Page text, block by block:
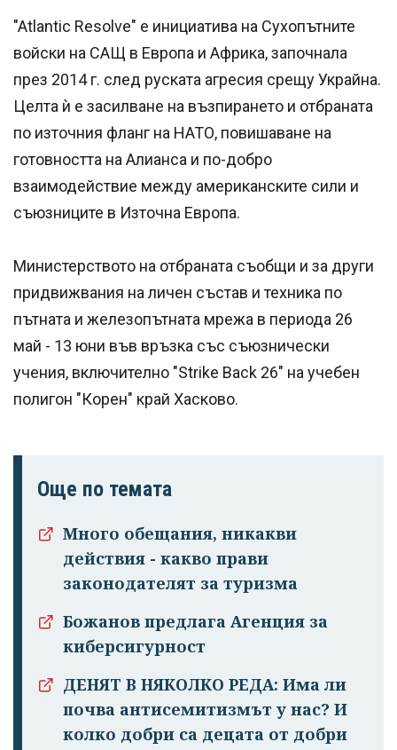
"Atlantic Resolve" е инициатива на Сухопътните
войски на САЩ в Европа и Африка, започнала
през 2014 г. след руската агресия срещу Украйна.
Целта ѝ е засилване на възпирането и отбраната
по източния фланг на НАТО, повишаване на
готовността на Алианса и по-добро
взаимодействие между американските сили и
съюзниците в Източна Европа.
Министерството на отбраната съобщи и за други
придвижвания на личен състав и техника по
пътната и железопътната мрежа в периода 26
май - 13 юни във връзка със съюзнически
учения, включително "Strike Back 26" на учебен
полигон "Корен" край Хасково.
Още по темата
Много обещания, никакви
действия - какво прави
законодателят за туризма
Божанов предлага Агенция за
киберсигурност
ДЕНЯТ В НЯКОЛКО РЕДА: Има ли
почва антисемитизмът у нас? И
колко добри са децата от добри